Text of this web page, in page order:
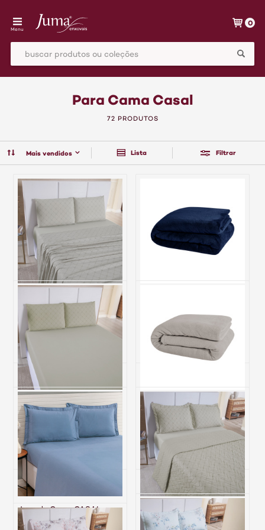
Menu
0
Para Cama Casal
Mais vendidos Lista Filtrar
72 PRODUTOS
Jogo de Cama Casal 200
Fios Hipercal 4 Peças Gold -
R$ 186,00
6x de R$ 31,00 sem juros
R$ 92,00
3x de R$ 30,67 sem juros
Jogo de Cama Casal 200
Fios Hipercal 3 Peças Gold -
Linea
R$ 109,30
4x de R$ 27,33 sem juros
Manta Casal Nevada Fleece
Inverno 100% Poliéster -
Bege
R$ 92,00
3x de R$ 30,67 sem juros
Jogo de Cama CASAL
(Lençol 3 peças) Percal 230
Cobre Leito Dupla Face
CASAL 200 Fios Hipercal